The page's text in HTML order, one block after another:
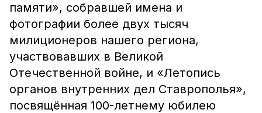
памяти», собравшей имена и
фотографии более двух тысяч
милиционеров нашего региона,
участвовавших в Великой
Отечественной войне, и «Летопись
органов внутренних дел Ставрополья»,
посвящённая 100-летнему юбилею